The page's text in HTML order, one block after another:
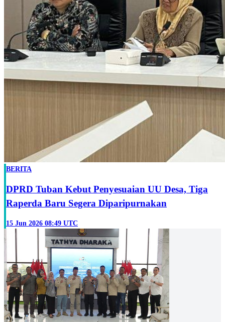
BERITA
DPRD Tuban Kebut Penyesuaian UU Desa, Tiga
Raperda Baru Segera Diparipurnakan
15 Jun 2026 08:49 UTC